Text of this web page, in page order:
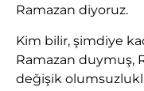
Ramazan diyoruz.
Kim bilir, şimdiye
Ramazan duymuş,
değişik